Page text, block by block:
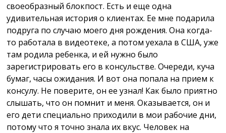
своеобразный блокпост. Есть и еще одна
удивительная история о клиентах. Ее мне подарила
подруга по случаю моего дня рождения. Она когда-
то работала в видеотеке, а потом уехала в США, уже
там родила ребенка, и ей нужно было
зарегистрировать его в консульстве. Очереди, куча
бумаг, часы ожидания. И вот она попала на прием к
консулу. Не поверите, он ее узнал! Как было приятно
слышать, что он помнит и меня. Оказывается, он и
его дети специально приходили в мои рабочие дни,
потому что я точно знала их вкус. Человек на